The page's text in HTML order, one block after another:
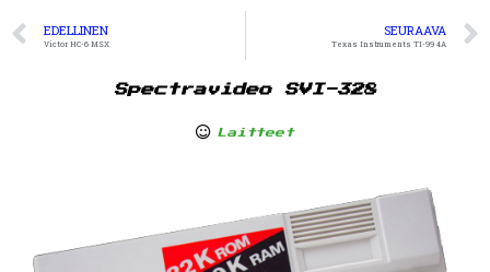
EDELLINEN
Victor HC-6 MSX
SEURAAVA
Texas Instruments TI-99 4A
Spectravideo SVI-328
Laitteet